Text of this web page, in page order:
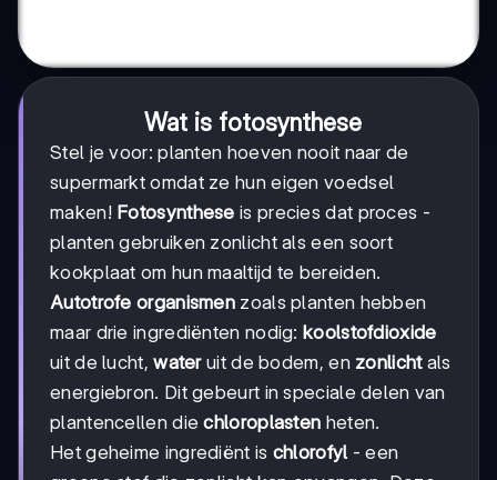
Wat is fotosynthese
Stel je voor: planten hoeven nooit naar de
supermarkt omdat ze hun eigen voedsel
maken! Fotosynthese is precies dat proces -
planten gebruiken zonlicht als een soort
kookplaat om hun maaltijd te bereiden.
Autotrofe organismen zoals planten hebben
maar drie ingrediënten nodig: koolstofdioxide
uit de lucht,wateruit de bodem, en zonlichtals
energiebron. Dit gebeurt in speciale delen van
plantencellen diechloroplasten heten.
Het geheime ingrediënt is chlorofyl - een